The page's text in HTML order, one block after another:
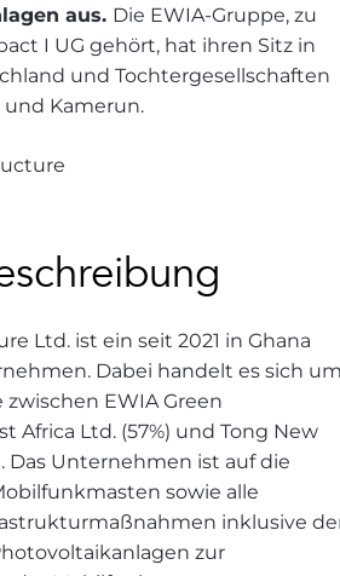
aus. Die EWIA-Gruppe, zu
I UG gehört, hat ihren Sitz in
und Tochtergesellschaften
und Kamerun.
Ltd. ist ein seit 2021 in Ghana
Dabei handelt es sich
EWIA Green
Africa Ltd. (57%) und Tong New
Das Unternehmen ist auf die
sowie alle
inklusive
zur